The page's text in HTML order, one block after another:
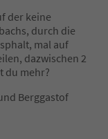
der keine
durch die
mal auf
dazwischen 2
du mehr?
Berggastof